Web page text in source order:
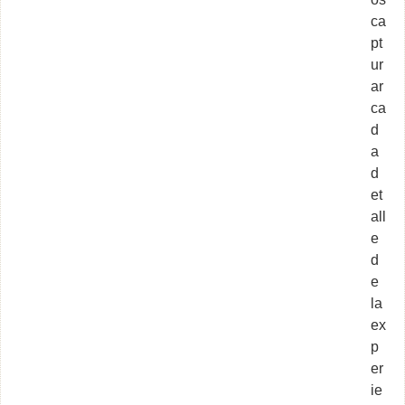
ca
pt
ur
ar
ca
d
a
d
et
all
e
d
e
la
ex
p
er
ie